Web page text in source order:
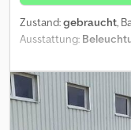
Zustand:gebraucht,
Ausstattung:
Hydraulische
klappbar, hydr.
Stahlringwalze, HM
Eok